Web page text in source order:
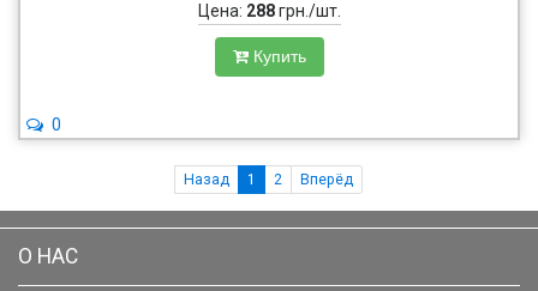
Цена: 288грн./шт.
Купить
0
Назад 1 2 Вперёд
О НАС